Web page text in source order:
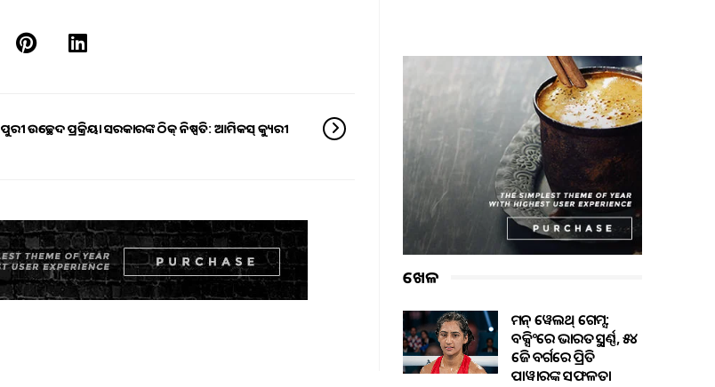
ପୁରୀ ଉଚ୍ଛେଦ ପ୍ରକ୍ରିୟା ସରକାରଙ୍କ ଠିକ୍ ନିଷ୍ପତି: ଆମିକସ୍ କ୍ୟୁରୀ
ଖେଳ
କମନ୍ ୱେଲଥ୍ ଗେମ୍ସ:
ବକ୍ସିଂରେ ଭାରତକୁ ସ୍ବର୍ଣ୍ଣ, ୫୪
କେଜି ବର୍ଗରେ ପ୍ରିତି
ପାୱାରଙ୍କ ସଫଳତା